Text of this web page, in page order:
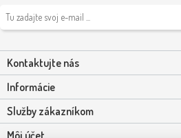
Kontaktujte nás
Informácie
Služby zákazníkom
Môj účet